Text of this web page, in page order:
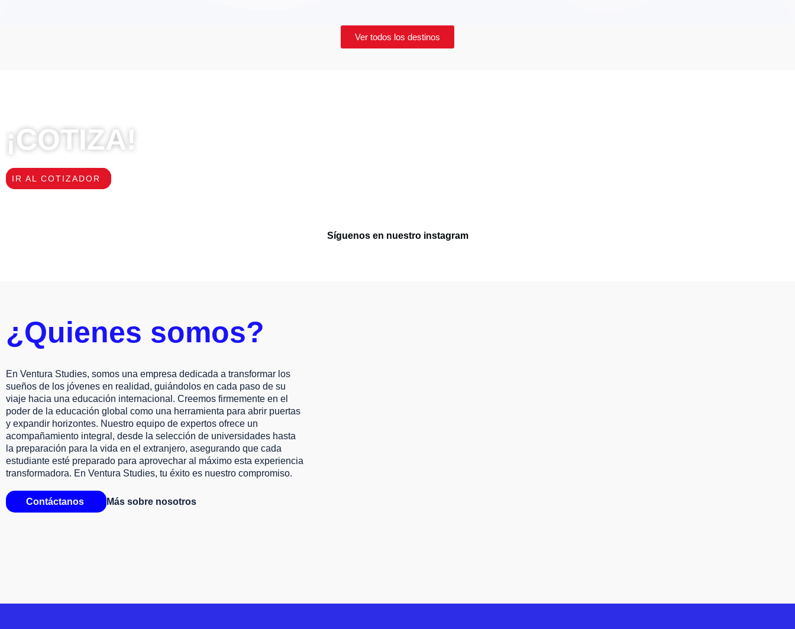
Ver todos los destinos
¡COTIZA!
IR AL COTIZADOR
Síguenos en nuestro instagram
¿Quienes somos?
En Ventura Studies, somos una empresa dedicada a transformar los
sueños de los jóvenes en realidad, guiándolos en cada paso de su
viaje hacia una educación internacional. Creemos firmemente en el
poder de la educación global como una herramienta para abrir puertas
y expandir horizontes. Nuestro equipo de expertos ofrece un
acompañamiento integral, desde la selección de universidades hasta
la preparación para la vida en el extranjero, asegurando que cada
estudiante esté preparado para aprovechar al máximo esta experiencia
transformadora. En Ventura Studies, tu éxito es nuestro compromiso.
Contáctanos Más sobre nosotros